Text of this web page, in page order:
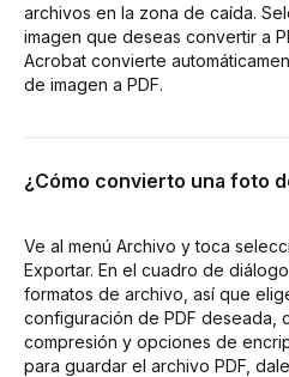
archivos en la zona de caída.
imagen que deseas convertir a
Acrobat convierte
de imagen a PDF.
¿Cómo convierto una foto
Ve al menú Archivo y toca
Exportar. En el cuadro de
formatos de archivo, así que
configuración de PDF deseada,
compresión y opciones de
para guardar el archivo PDF,